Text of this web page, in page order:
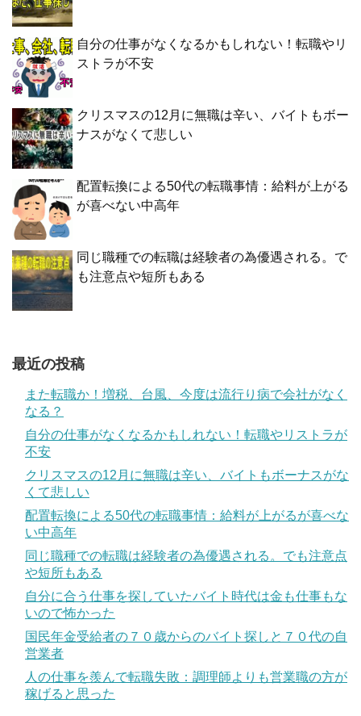
自分の仕事がなくなるかもしれない！転職やリ
ストラが不安
クリスマスの12月に無職は辛い、バイトもボー
ナスがなくて悲しい
配置転換による50代の転職事情：給料が上がる
が喜べない中高年
同じ職種での転職は経験者の為優遇される。で
も注意点や短所もある
最近の投稿
また転職か！増税、台風、今度は流行り病で会社がなく
なる？
自分の仕事がなくなるかもしれない！転職やリストラが
不安
クリスマスの12月に無職は辛い、バイトもボーナスがな
くて悲しい
配置転換による50代の転職事情：給料が上がるが喜べな
い中高年
同じ職種での転職は経験者の為優遇される。でも注意点
や短所もある
自分に合う仕事を探していたバイト時代は金も仕事もな
いので怖かった
国民年金受給者の７０歳からのバイト探しと７０代の自
営業者
人の仕事を羨んで転職失敗：調理師よりも営業職の方が
稼げると思った